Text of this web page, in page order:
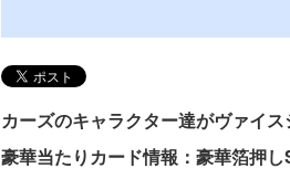
カーズのキャラクター達がヴァイス
豪華当たりカード情報：豪華箔押